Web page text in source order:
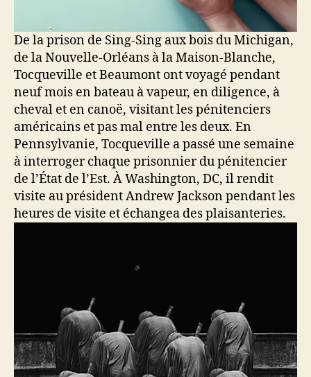
De la prison de Sing-Sing aux bois du Michigan,
de la Nouvelle-Orléans à la Maison-Blanche,
Tocqueville et Beaumont ont voyagé pendant
neuf mois en bateau à vapeur, en diligence, à
cheval et en canoë, visitant les pénitenciers
américains et pas mal entre les deux. En
Pennsylvanie, Tocqueville a passé une semaine
à interroger chaque prisonnier du pénitencier
de l’État de l’Est. À Washington, DC, il rendit
visite au président Andrew Jackson pendant les
heures de visite et échangea des plaisanteries.